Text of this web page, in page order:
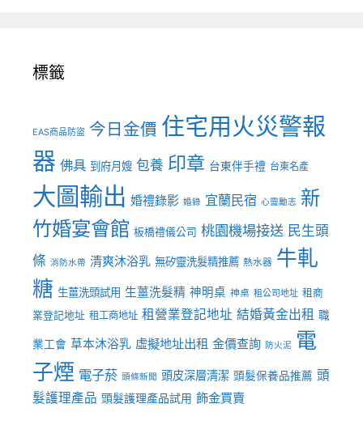
標籤
EAS商品防盜 今日金價 住宅用火災警報
器 佛具 到府月嫂 包養 印章 台東伴手禮 台東名產
大圖輸出 婚禮錄影 婚錄 宜蘭民宿 心靈勵志 新
竹婚宴會館 板橋禮儀公司 桃園機場接送 民生頭
條 消防水帶 清爽沐浴乳 無矽靈洗髮精推薦 熱水器 牛軋
糖 生薑洗頭試用 生薑洗髮精 神明桌 神桌 租公司地址 租商
業登記地址 租工商地址 租營業登記地址 結婚黃金出租 職
業工會 草本沐浴乳 虛擬地址出租 金價查詢 防火泥
電
子煙 電子菸 頭條新聞 頭皮深層清潔 頭髮保養品推薦 頭
髮護理產品 頭髮護理產品試用 飾金買賣